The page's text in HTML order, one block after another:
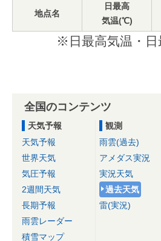
地点名
日最高
気温(℃)
※日最高気温・
全国のコンテンツ
天気予報
天気予報
世界天気
気圧予報
2週間天気
長期予報
雨雲レーダー
積雪マップ
観測
雨雲(過去)
アメダス実況
実況天気
過去天気
雷(実況)